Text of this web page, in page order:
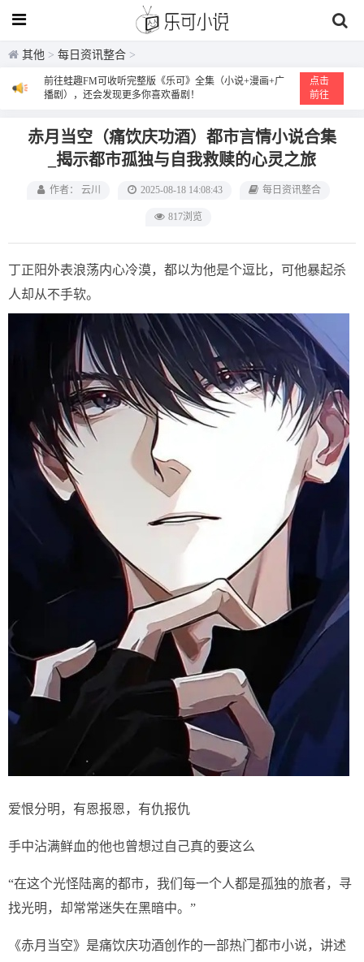
其他 > 每日资讯整合 >
前往蛙趣FM可收听完整版《乐可》全集（小说+漫画+广
播剧），还会发现更多你喜欢番剧！
点击
前往
赤月当空（痛饮庆功酒）都市言情小说合集
_揭示都市孤独与自我救赎的心灵之旅
作者： 云川 2025-08-18 14:08:43 每日资讯整合
817浏览
丁正阳外表浪荡内心冷漠，都以为他是个逗比，可他暴起杀
人却从不手软。
爱恨分明，有恩报恩，有仇报仇
手中沾满鲜血的他也曾想过自己真的要这么
“在这个光怪陆离的都市，我们每一个人都是孤独的旅者，寻
找光明，却常常迷失在黑暗中。”
《赤月当空》是痛饮庆功酒创作的一部热门都市小说，讲述